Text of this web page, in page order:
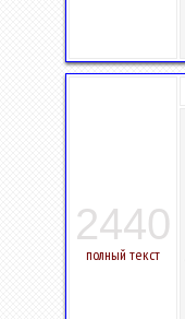
2440
полный текст